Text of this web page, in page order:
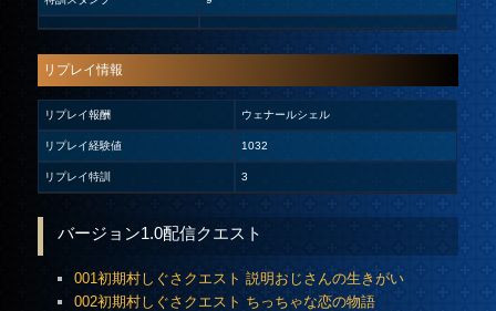
リプレイ情報
リプレイ報酬 ウェナールシェル
リプレイ経験値 1032
リプレイ特訓 3
バージョン1.0配信クエスト
001初期村しぐさクエスト 説明おじさんの生きがい
002初期村しぐさクエスト ちっちゃな恋の物語